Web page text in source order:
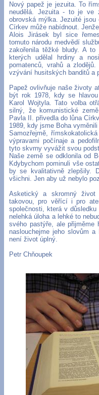
Nový papež je jezuita. To
neudělá. Jezuita - to je ve
obrovská mýlka. Jezuité
Církev může nabídnout.
Alois Jirásek byl sice
tomuto národu medvědí
zakořenila těžké bludy. A
kterých udělal hrdiny a
pomatenců, vrahů a
vzývání husitských banditů a
Papež ovlivňuje naše životy
být rok 1978, kdy se
Karol Wojtyla. Tato volba
silný, že komunistické
Pavla II. přivedla do lůna
1989, kdy jsme Boha
Samozřejmě,
výpravami počínaje a
tyto skvrny vyvážit svou
Naše země se odklonila od
Kdybychom pominuli vše
by se kvalitativně zlepšily.
všichni. Jen aby už nebylo
Asketický a skromný
takovou, pro věřící i pro
společnosti, která v
nelehká úloha a lehké to
svého pastýře, ale přijměme
naslouchejme jeho slovům
není život úplný.
Petr Chňoupek